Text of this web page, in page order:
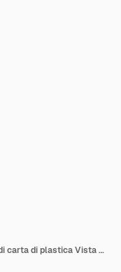
Carta di debito Smart Card Mockup di carta di plastica Vista anteriore e posteriore